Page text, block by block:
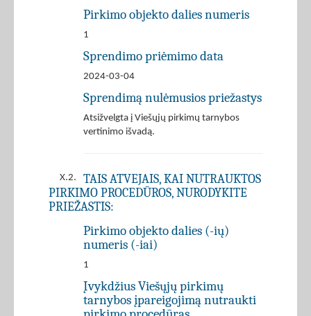
Pirkimo objekto dalies numeris
1
Sprendimo priėmimo data
2024-03-04
Sprendimą nulėmusios priežastys
Atsižvelgta į Viešųjų pirkimų tarnybos
vertinimo išvadą.
X.2.
TAIS ATVEJAIS, KAI NUTRAUKTOS
PIRKIMO PROCEDŪROS, NURODYKITE
PRIEŽASTIS:
Pirkimo objekto dalies (-ių)
numeris (-iai)
1
Įvykdžius Viešųjų pirkimų
tarnybos įpareigojimą nutraukti